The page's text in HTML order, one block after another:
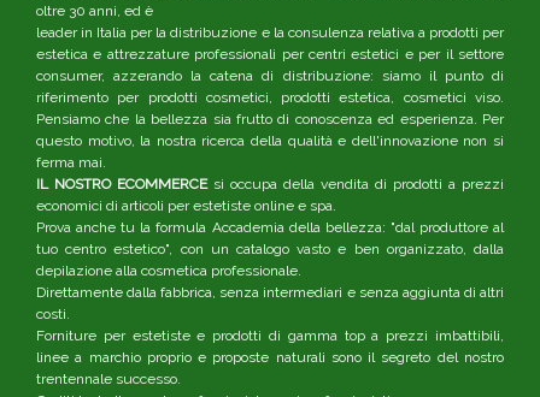
oltre 30 anni, ed è
leader in Italia per la distribuzione e la consulenza relativa a prodotti per
estetica e attrezzature professionali per centri estetici e per il settore
consumer, azzerando la catena di distribuzione: siamo il punto di
riferimento per prodotti cosmetici, prodotti estetica, cosmetici viso.
Pensiamo che la bellezza sia frutto di conoscenza ed esperienza. Per
questo motivo, la nostra ricerca della qualità e dell'innovazione non si
ferma mai.
IL NOSTRO ECOMMERCEsi occupa della vendita di prodotti a prezzi
economici di articoli per estetiste online e spa.
Prova anche tu la formula Accademia della bellezza: "dal produttore al
tuo centro estetico", con un catalogo vasto e ben organizzato, dalla
depilazione alla cosmetica professionale.
Direttamente dalla fabbrica, senza intermediari e senza aggiunta di altri
costi.
Forniture per estetiste e prodotti di gamma top a prezzi imbattibili,
linee a marchio proprio e proposte naturali sono il segreto del nostro
trentennale successo.